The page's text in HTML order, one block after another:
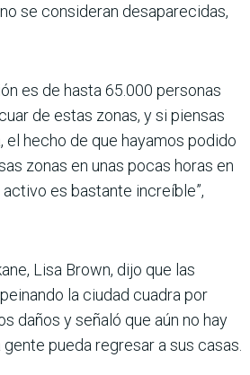
se consideran desaparecidas,
es de hasta 65.000 personas
de estas zonas, y si piensas
el hecho de que hayamos podido
zonas en unas pocas horas en
es bastante increíble”,
Lisa Brown, dijo que las
la ciudad cuadra por
daños y señaló que aún no hay
pueda regresar a sus casas.